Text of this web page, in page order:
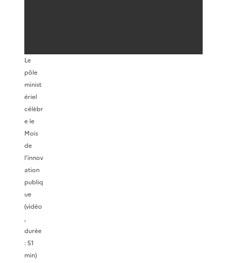
Le
pôle
minist
ériel
célèbr
e le
Mois
de
l’innov
ation
publiq
ue
(vidéo
,
durée
: 51
min)